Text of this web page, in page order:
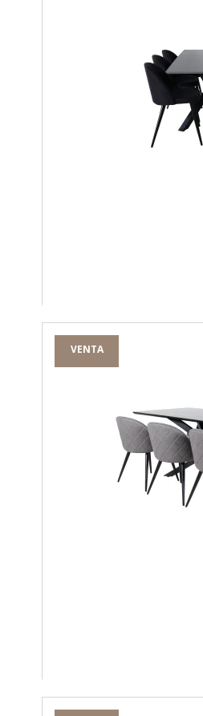
VENTA